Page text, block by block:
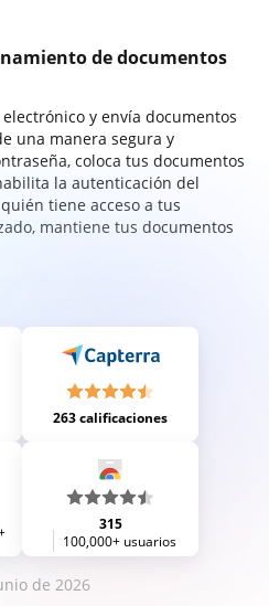
de documentos
y envía documentos
una manera segura y
coloca tus documentos
la autenticación del
tiene acceso a tus
mantiene tus documentos
263 calificaciones
315
100,000+ usuarios
de 2026